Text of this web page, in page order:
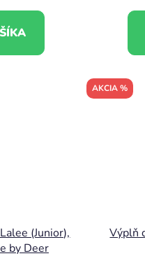
(Junior),
by Deer
AKCIA %
Výplň